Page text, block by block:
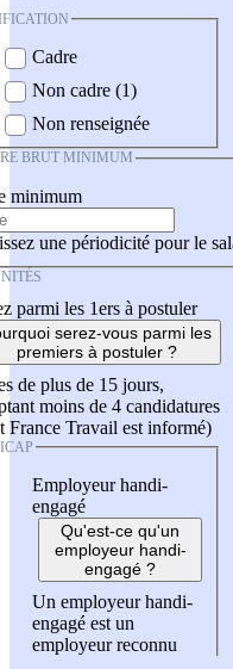
Cadre
Non cadre (1)
Non renseignée
BRUT MINIMUM
minimum
une périodicité pour le
parmi les 1ers à postuler
serez-vous parmi les
premiers à postuler ?
de plus de 15 jours,
moins de 4 candidatures
France Travail est informé)
Employeur handi-
engagé
Qu'est-ce qu'un
employeur handi-
engagé ?
Un employeur handi-
engagé est un
employeur reconnu